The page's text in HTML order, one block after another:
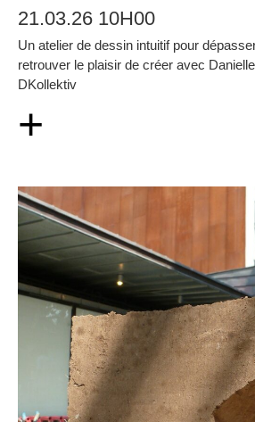
21.03.26 10H00
Un atelier de dessin intuitif pour
retrouver le plaisir de créer avec
DKollektiv
+